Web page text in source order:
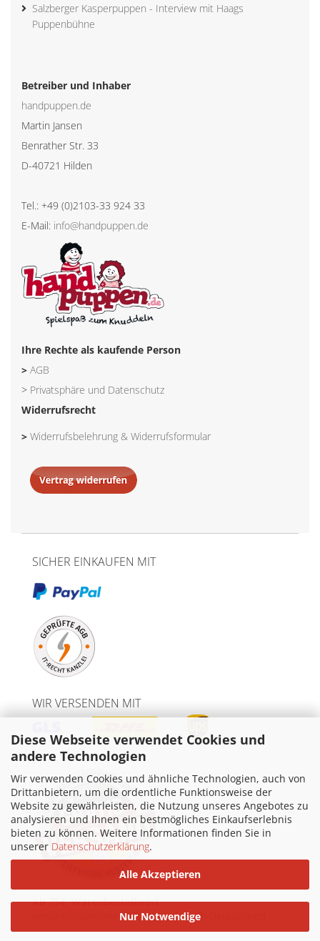
Diese Webseite verwendet Cookies und
andere Technologien
Wir verwenden Cookies und ähnliche Technologien, auch von
Drittanbietern, um die ordentliche Funktionsweise der
Website zu gewährleisten, die Nutzung unseres Angebotes zu
analysieren und Ihnen ein bestmögliches Einkaufserlebnis
bieten zu können. Weitere Informationen finden Sie in
unserer Datenschutzerklärung.
Alle Akzeptieren
Nur Notwendige
Salzberger Kasperpuppen - Interview mit Haags
Puppenbühne
Betreiber und Inhaber
handpuppen.de
Martin Jansen
Benrather Str. 33
D-40721 Hilden
Tel.: +49 (0)2103-33 924 33
E-Mail: info@handpuppen.de
Ihre Rechte als kaufende Person
> AGB
> Privatsphäre und Datenschutz
Widerrufsrecht
> Widerrufsbelehrung & Widerrufsformular
SICHER EINKAUFEN MIT
WIR VERSENDEN MIT
Ab 75€ Warenbestellwert
versandkostenfreie Lieferung innerhalb Deutschland.